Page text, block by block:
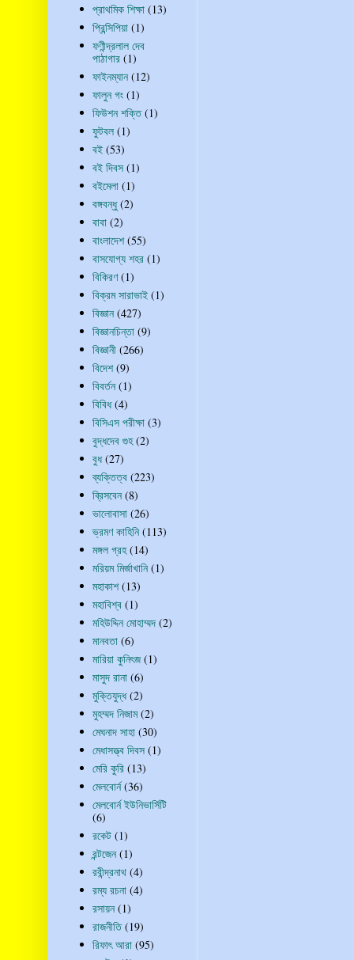
প্রাথমিক শিক্ষা (13)
প্রিন্সিপিয়া (1)
ফণীন্দ্রলাল দেব
পাঠাগার (1)
ফাইনম্যান (12)
ফালুন গং (1)
ফিউশন শক্তি (1)
ফুটবল (1)
বই (53)
বই দিবস (1)
বইমেলা (1)
বঙ্গবন্ধু (2)
বাবা (2)
বাংলাদেশ (55)
বাসযোগ্য শহর (1)
বিকিরণ (1)
বিক্রম সারাভাই (1)
বিজ্ঞান (427)
বিজ্ঞানচিন্তা (9)
বিজ্ঞানী (266)
বিদেশ (9)
বিবর্তন (1)
বিবিধ (4)
বিসিএস পরীক্ষা (3)
বুদ্ধদেব গুহ (2)
বুধ (27)
ব্যক্তিত্ব (223)
ব্রিসবেন (8)
ভালোবাসা (26)
ভ্রমণ কাহিনি (113)
মঙ্গল গ্রহ (14)
মরিয়ম মির্জাখানি (1)
মহাকাশ (13)
মহাবিশ্ব (1)
মহিউদ্দিন মোহাম্মদ (2)
মানবতা (6)
মারিয়া কুনিৎজ (1)
মাসুদ রানা (6)
মুক্তিযুদ্ধ (2)
মুহম্মদ নিজাম (2)
মেঘনাদ সাহা (30)
মেধাসত্ত্ব দিবস (1)
মেরি কুরি (13)
মেলবোর্ন (36)
মেলবোর্ন ইউনিভার্সিটি
(6)
রকেট (1)
রন্টজেন (1)
রবীন্দ্রনাথ (4)
রম্য রচনা (4)
রসায়ন (1)
রাজনীতি (19)
রিফাৎ আরা (95)